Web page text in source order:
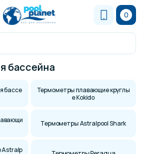
0
бассейна
бассе
Термометры плавающие круглы
е Kokido
Термометры Astralpool Shark
Astralp